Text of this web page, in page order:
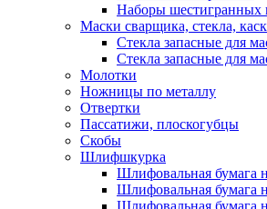
Наборы шестигранных
Маски сварщика, стекла,
Стекла запасные для
Стекла запасные для
Молотки
Ножницы по металлу
Отвертки
Пассатижи, плоскогубцы
Скобы
Шлифшкурка
Шлифовальная бумага
Шлифовальная бумага
Шлифовальная бумага